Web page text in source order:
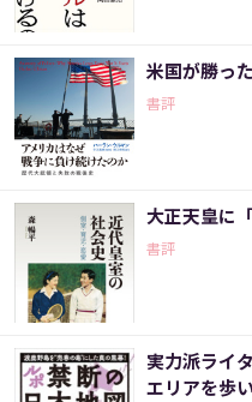
米国が勝っ
書評
大正天皇に
書評
実力派ライ
エリアを歩